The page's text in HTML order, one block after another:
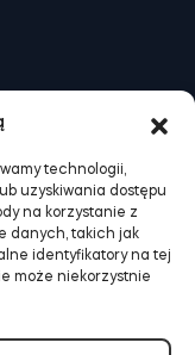
technologii,
uzyskiwania dostępu
na korzystanie z
danych, takich jak
identyfikatory na tej
może niekorzystnie